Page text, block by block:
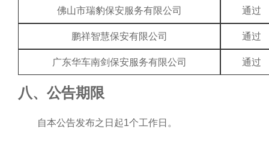
佛山市瑞豹保安服务有限公司 通过
鹏祥智慧保安有限公司 通过
广东华车南剑保安服务有限公司 通过
八、公告期限
自本公告发布之日起1个工作日。